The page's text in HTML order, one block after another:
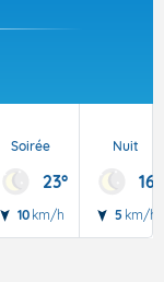
Soirée
23°
10 km/h
Nuit
16°
5 km/h